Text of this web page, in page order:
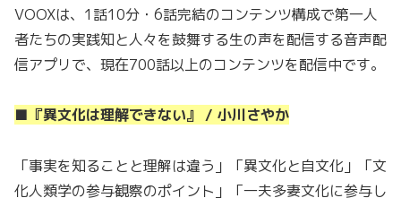
VOOXは、1話10分・6話完結のコンテンツ構成で第一人
者たちの実践知と人々を鼓舞する生の声を配信する音声配
信アプリで、現在700話以上のコンテンツを配信中です。
■『異文化は理解できない』 / 小川さやか
「事実を知ることと理解は違う」「異文化と自文化」「文
化人類学の参与観察のポイント」「一夫多妻文化に参与し